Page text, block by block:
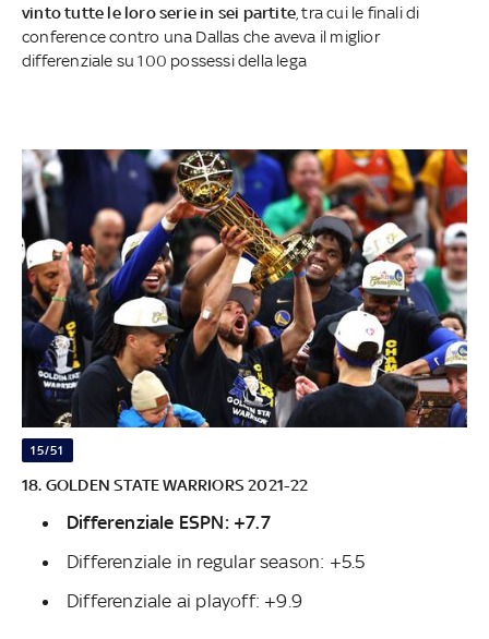
vinto tutte le loro serie in sei partite , tra cui le finali di
conference contro una Dallas che aveva il miglior
differenziale su 100 possessi della lega
15/51
18. GOLDEN STATE WARRIORS 2021-22
Differenziale ESPN: +7.7
Differenziale in regular season: +5.5
Differenziale ai playoff: +9.9